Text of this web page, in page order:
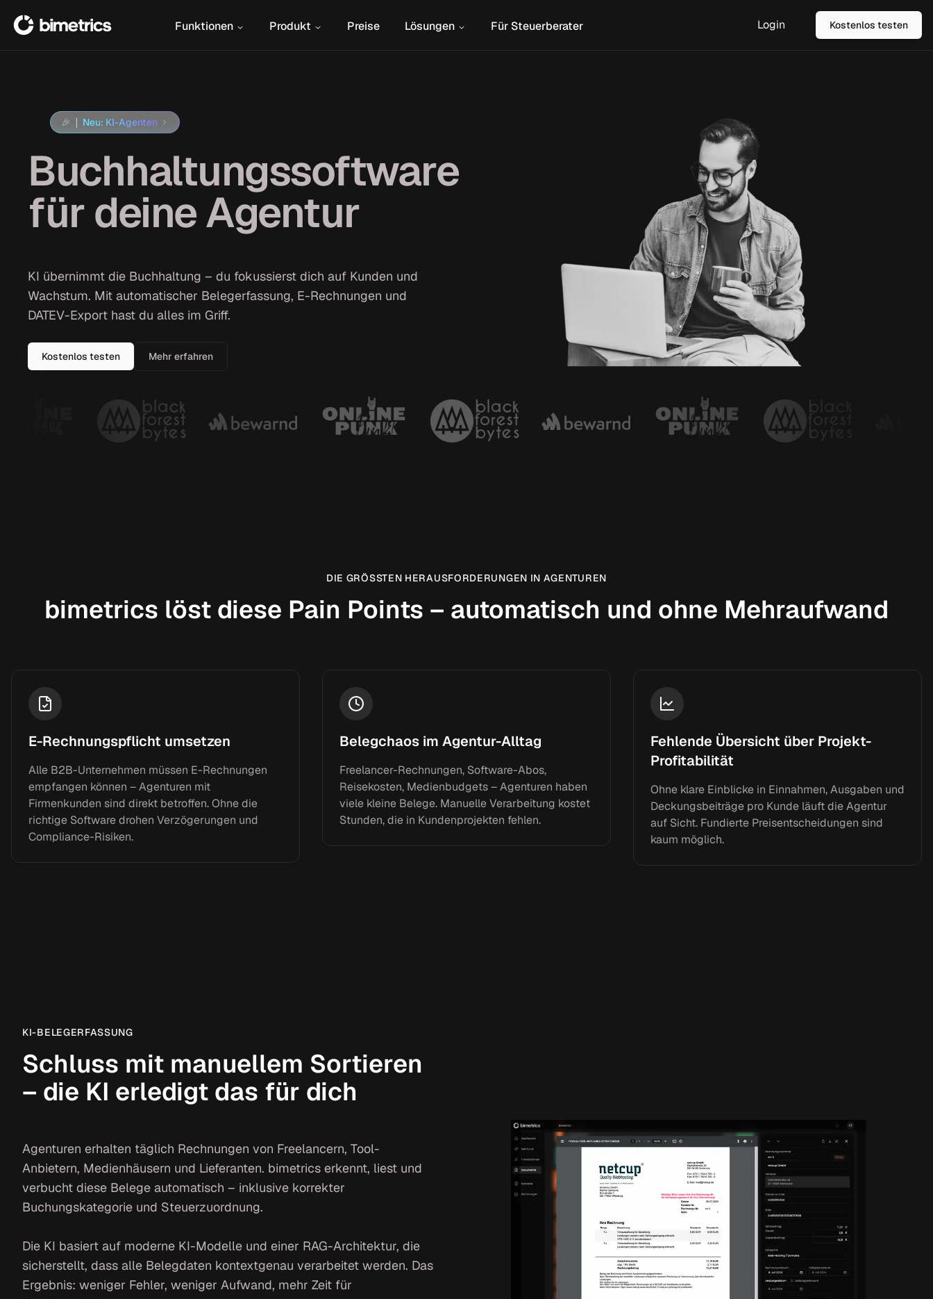
Funktionen Produkt Preise Lösungen Für Steuerberater Login Kostenlos testen
🎉 Neu: KI-Agenten
Buchhaltungssoftware
für deine Agentur
KI übernimmt die Buchhaltung – du fokussierst dich auf Kunden und
Wachstum. Mit automatischer Belegerfassung, E-Rechnungen und
DATEV-Export hast du alles im Griff.
Kostenlos testen Mehr erfahren
DIE GRÖSSTEN HERAUSFORDERUNGEN IN AGENTUREN
bimetrics löst diese Pain Points – automatisch und ohne Mehraufwand
E-Rechnungspflicht umsetzen
Alle B2B-Unternehmen müssen E-Rechnungen
empfangen können – Agenturen mit
Firmenkunden sind direkt betroffen. Ohne die
richtige Software drohen Verzögerungen und
Compliance-Risiken.
Belegchaos im Agentur-Alltag
Freelancer-Rechnungen, Software-Abos,
Reisekosten, Medienbudgets – Agenturen haben
viele kleine Belege. Manuelle Verarbeitung kostet
Stunden, die in Kundenprojekten fehlen.
Fehlende Übersicht über Projekt-
Profitabilität
Ohne klare Einblicke in Einnahmen, Ausgaben und
Deckungsbeiträge pro Kunde läuft die Agentur
auf Sicht. Fundierte Preisentscheidungen sind
kaum möglich.
KI-BELEGERFASSUNG
Schluss mit manuellem Sortieren
– die KI erledigt das für dich
Agenturen erhalten täglich Rechnungen von Freelancern, Tool-
Anbietern, Medienhäusern und Lieferanten. bimetrics erkennt, liest und
verbucht diese Belege automatisch – inklusive korrekter
Buchungskategorie und Steuerzuordnung.
Die KI basiert auf moderne KI-Modelle und einer RAG-Architektur, die
sicherstellt, dass alle Belegdaten kontextgenau verarbeitet werden. Das
Ergebnis: weniger Fehler, weniger Aufwand, mehr Zeit für